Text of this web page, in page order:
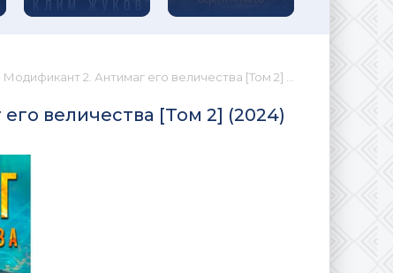
2. Антимаг его величества [Том 2] (2024) MP3
величества [Том 2] (2024)